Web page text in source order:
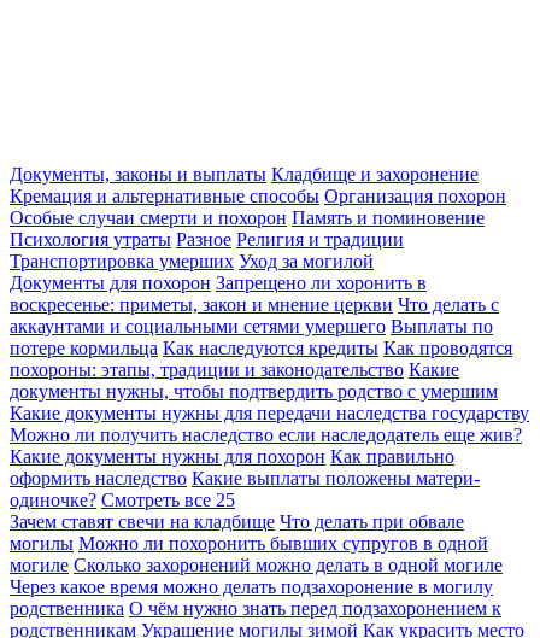
Документы, законы и выплаты Кладбище и захоронение
Кремация и альтернативные способы Организация похорон
Особые случаи смерти и похорон Память и поминовение
Психология утраты Разное Религия и традиции
Транспортировка умерших Уход за могилой
Документы для похорон Запрещено ли хоронить в
воскресенье: приметы, закон и мнение церкви Что делать с
аккаунтами и социальными сетями умершего Выплаты по
потере кормильца Как наследуются кредиты Как проводятся
похороны: этапы, традиции и законодательство Какие
документы нужны, чтобы подтвердить родство с умершим
Какие документы нужны для передачи наследства государству
Можно ли получить наследство если наследодатель еще жив?
Какие документы нужны для похорон Как правильно
оформить наследство Какие выплаты положены матери-
одиночке? Смотреть все 25
Зачем ставят свечи на кладбище Что делать при обвале
могилы Можно ли похоронить бывших супругов в одной
могиле Сколько захоронений можно делать в одной могиле
Через какое время можно делать подзахоронение в могилу
родственника О чём нужно знать перед подзахоронением к
родственникам Украшение могилы зимой Как украсить место